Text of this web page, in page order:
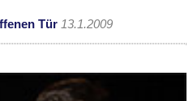
Tür 13.1.2009